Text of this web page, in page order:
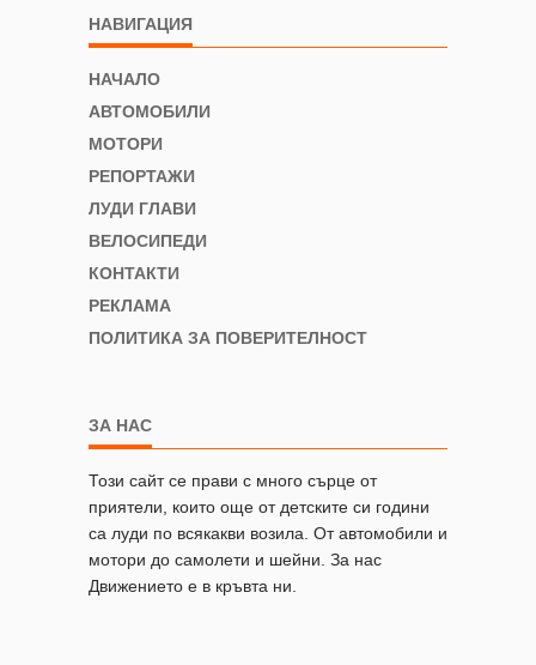
НАВИГАЦИЯ
НАЧАЛО
АВТОМОБИЛИ
МОТОРИ
РЕПОРТАЖИ
ЛУДИ ГЛАВИ
ВЕЛОСИПЕДИ
КОНТАКТИ
РЕКЛАМА
ПОЛИТИКА ЗА ПОВЕРИТЕЛНОСТ
ЗА НАС
Този сайт се прави с много сърце от
приятели, които още от детските си години
са луди по всякакви возила. От автомобили и
мотори до самолети и шейни. За нас
Движението е в кръвта ни.